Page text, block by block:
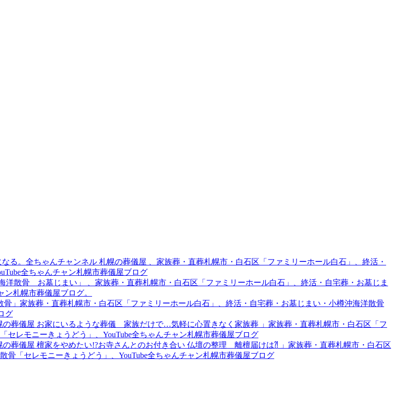
る。全ちゃんチャンネル 札幌の葬儀屋 、家族葬・直葬札幌市・白石区「ファミリーホール白石」、終活・
全ちゃんチャン札幌市葬儀屋ブログ
散骨 お墓じまい」 、家族葬・直葬札幌市・白石区「ファミリーホール白石」、終活・自宅葬・お墓じま
札幌市葬儀屋ブログ。
」家族葬・直葬札幌市・白石区「ファミリーホール白石」、終活・自宅葬・お墓じまい・小樽沖海洋散骨
グ
の葬儀屋 お家にいるような葬儀 家族だけで…気軽に心置きなく家族葬 」家族葬・直葬札幌市・白石区「フ
レモニーきょうどう」、YouTube全ちゃんチャン札幌市葬儀屋ブログ
葬儀屋 檀家をやめたい!?お寺さんとのお付き合い 仏壇の整理 離檀届けは⁈ 」家族葬・直葬札幌市・白石区
骨「セレモニーきょうどう」、YouTube全ちゃんチャン札幌市葬儀屋ブログ